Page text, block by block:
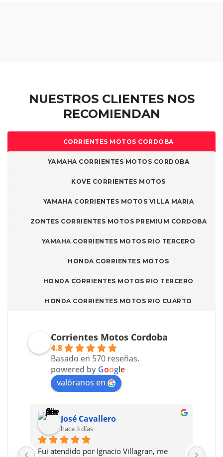
producto
NUESTROS CLIENTES NOS
RECOMIENDAN
CORRIENTES MOTOS CORDOBA
YAMAHA CORRIENTES MOTOS CORDOBA
KOVE CORRIENTES MOTOS
YAMAHA CORRIENTES MOTOS VILLA MARIA
ZONTES CORRIENTES MOTOS PREMIUM CORDOBA
YAMAHA CORRIENTES MOTOS RIO TERCERO
HONDA CORRIENTES MOTOS
HONDA CORRIENTES MOTOS RIO TERCERO
HONDA CORRIENTES MOTOS RIO CUARTO
Corrientes Motos Cordoba
4.8
Basado en 570 reseñas.
powered by Google
valóranos en
José Cavallero
hace 3 días
Fui atendido por Ignacio Villagran, me